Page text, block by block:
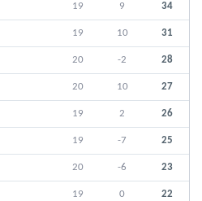
19 9 34
19 10 31
20 -2 28
20 10 27
19 2 26
19 -7 25
20 -6 23
19 0 22